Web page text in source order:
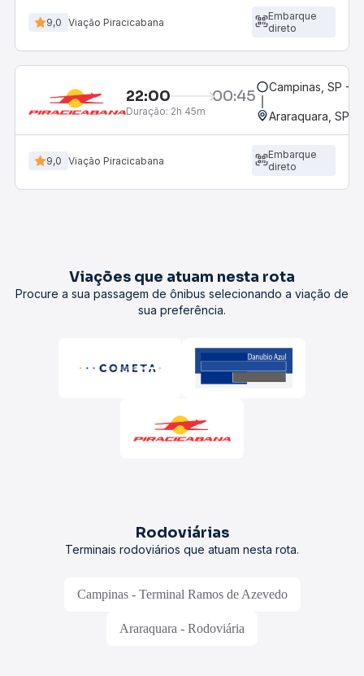
9,0 Viação Piracicabana
Embarque
direto
22:00 00:45
Duração: 2h 45m
Campinas, SP -
Araraquara, SP -
9,0 Viação Piracicabana
Embarque
direto
Viações que atuam nesta rota
Procure a sua passagem de ônibus selecionando a viação de
sua preferência.
Rodoviárias
Terminais rodoviários que atuam nesta rota.
Campinas - Terminal Ramos de Azevedo
Araraquara - Rodoviária